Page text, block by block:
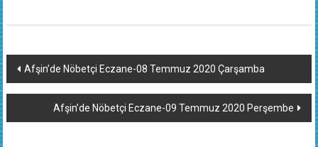
Yazı
dolaşımı
Afşin’de Nöbetçi Eczane-08 Temmuz 2020 Çarşamba
Afşin’de Nöbetçi Eczane-09 Temmuz 2020 Perşembe